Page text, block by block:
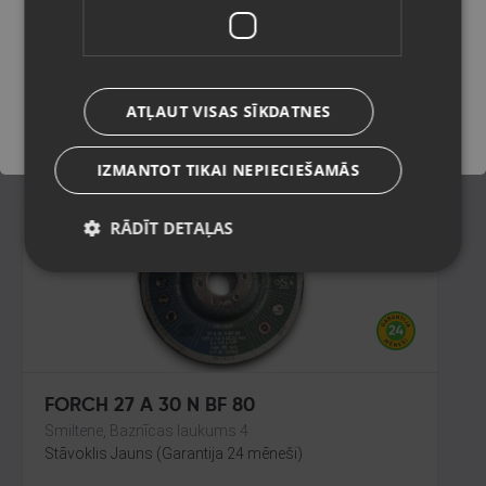
Stāvoklis Lietots (Garantija 6 mēneši)
12.00€
FORCH 27 A 30 N BF 80
Smiltene, Baznīcas laukums 4
Stāvoklis Jauns (Garantija 24 mēneši)
Saglabāt
ATĻAUT VISAS SĪKDATNES
IZMANTOT TIKAI NEPIECIEŠAMĀS
RĀDĪT DETAĻAS